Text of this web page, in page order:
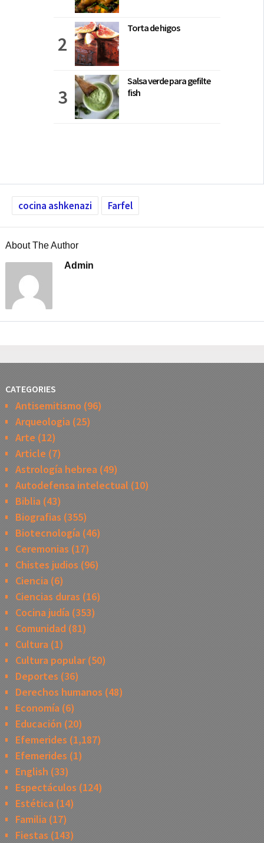
Torta de higos
Salsa verde para gefilte
fish
cocina ashkenazi Farfel
About The Author
Admin
CATEGORIES
Antisemitismo (96)
Arqueologia(25)
Arte (12)
Article (7)
Astrología hebrea(49)
Autodefensa intelectual (10)
Biblia(43)
Biografias (355)
Biotecnología(46)
Ceremonias (17)
Chistes judios (96)
Ciencia(6)
Ciencias duras (16)
Cocina judía(353)
Comunidad(81)
Cultura(1)
Cultura popular(50)
Deportes (36)
Derechos humanos (48)
Economía(6)
Educación (20)
Efemerides (1,187)
Efemerides (1)
English (33)
Espectáculos (124)
Estética(14)
Familia(17)
Fiestas (143)